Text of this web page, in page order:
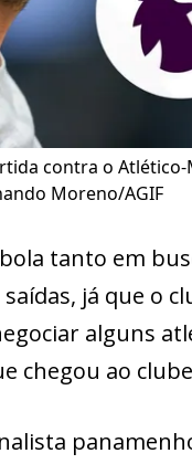
contra o Atlético-
Moreno/AGIF
tanto em
já que o
alguns
chegou ao